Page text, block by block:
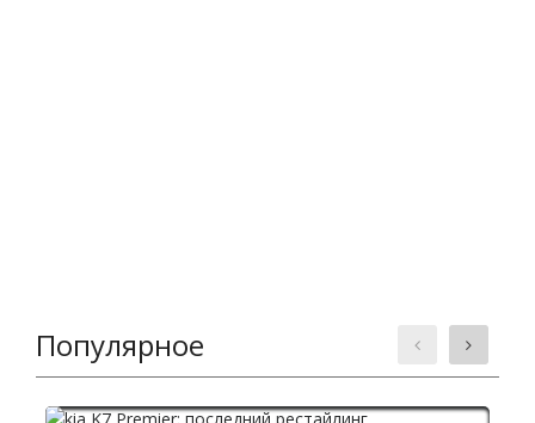
Популярное